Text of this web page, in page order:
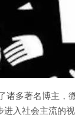
诸多著名博主，
入社会主流的视